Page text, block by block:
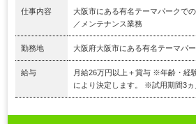
仕事内容
大阪市にある有名テーマパークで
／メンテナンス業務
勤務地 大阪府大阪市にある有名テーマパー
給与
月給26万円以上＋賞与 ※年齢・経
により決定します。 ※試用期間3ヵ